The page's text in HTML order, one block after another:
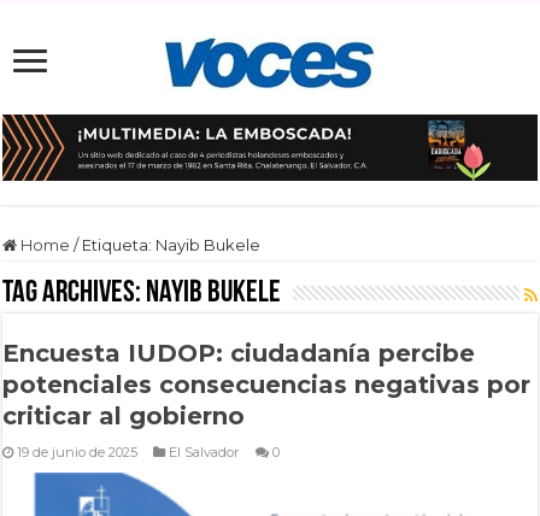
Home / Etiqueta: Nayib Bukele
Tag Archives: Nayib Bukele
Encuesta IUDOP: ciudadanía percibe
potenciales consecuencias negativas por
criticar al gobierno
19 de junio de 2025 El Salvador 0